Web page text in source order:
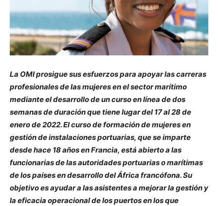
La OMI prosigue sus esfuerzos para apoyar las carreras
profesionales de las mujeres en el sector marítimo
mediante el desarrollo de un curso en línea de dos
semanas de duración que tiene lugar del 17 al 28 de
enero de 2022. El curso de formación de mujeres en
gestión de instalaciones portuarias, que se imparte
desde hace 18 años en Francia, está abierto a las
funcionarias de las autoridades portuarias o marítimas
de los países en desarrollo del África francófona. Su
objetivo es ayudar a las asistentes a mejorar la gestión y
la eficacia operacional de los puertos en los que